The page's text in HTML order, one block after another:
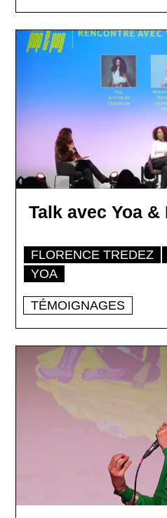
Talk avec Yoa
FLORENCE TREDEZ
YOA
TÉMOIGNAGES